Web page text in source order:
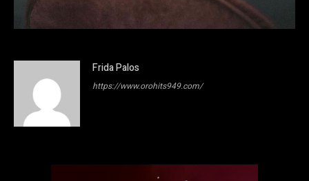
Frida Palos
https://www.orohits949.com/